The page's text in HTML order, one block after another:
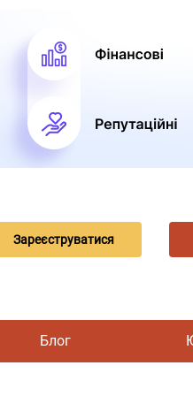
Зареєструватися
Блог